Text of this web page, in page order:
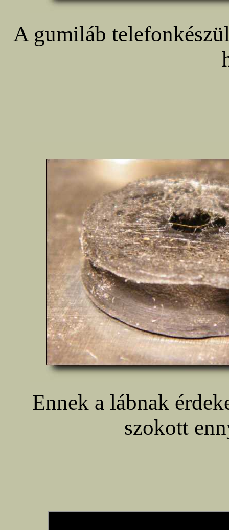
A gumiláb
Ennek a lábnak
szokott